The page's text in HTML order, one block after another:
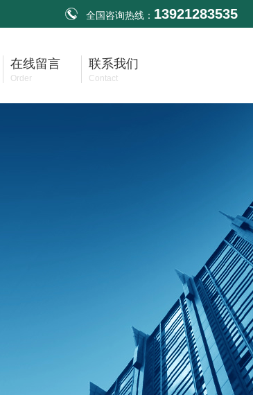
全国咨询热线： 13921283535
在线留言
Order
联系我们
Contact